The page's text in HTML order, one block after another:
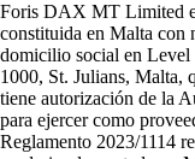
Foris DAX MT Limited
constituida en Malta con
domicilio social en
1000, St. Julians, Malta,
tiene autorización de la
para ejercer como
Reglamento 2023/1114